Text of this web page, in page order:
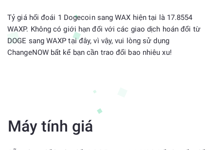
Tỷ giá hối đoái 1 Dogecoin sang WAX hiện tại là 17.8554
WAXP. Không có giới hạn đối với các giao dịch hoán đổi từ
DOGE sang WAXP tại đây, vì vậy, vui lòng sử dụng
ChangeNOW bất kể bạn cần trao đổi bao nhiêu xu!
Máy tính giá